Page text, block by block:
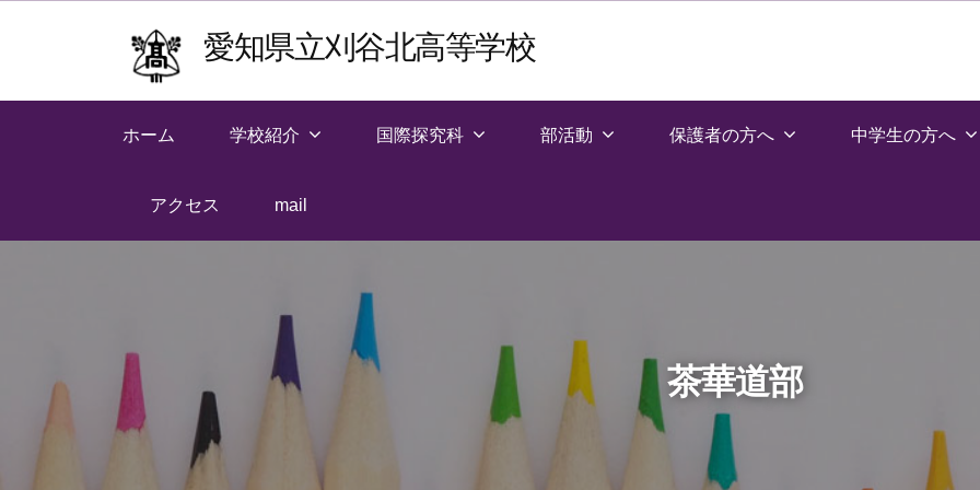
愛知県立刈谷北高等学校
ホーム 学校紹介 国際探究科 部活動 保護者の方へ 中学生の方へ
アクセス mail
茶華道部